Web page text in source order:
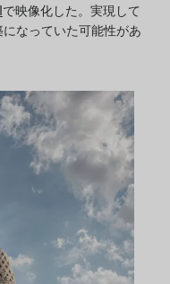
で映像化した。実現して
なっていた可能性があ